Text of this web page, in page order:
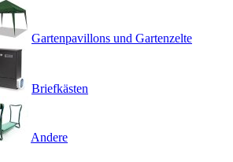
Gartenpavillons und Gartenzelte
Briefkästen
Andere